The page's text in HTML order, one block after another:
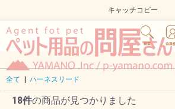
キャッチコピー
全て ハーネスリード
18件の商品が見つかりました